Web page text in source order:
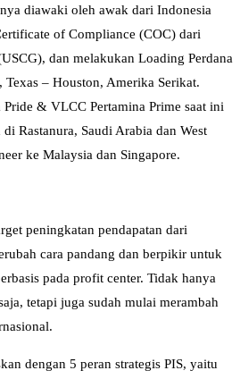
diawaki oleh awak dari Indonesia
of Compliance (COC) dari
dan melakukan Loading Perdana
– Houston, Amerika Serikat.
& VLCC Pertamina Prime saat ini
Rastanura, Saudi Arabia dan West
ke Malaysia dan Singapore.
peningkatan pendapatan dari
cara pandang dan berpikir untuk
pada profit center. Tidak hanya
tetapi juga sudah mulai merambah
dengan 5 peran strategis PIS, yaitu